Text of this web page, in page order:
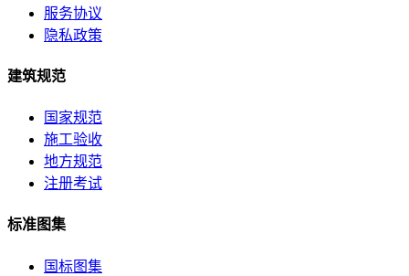
服务协议
隐私政策
建筑规范
国家规范
施工验收
地方规范
注册考试
标准图集
国标图集